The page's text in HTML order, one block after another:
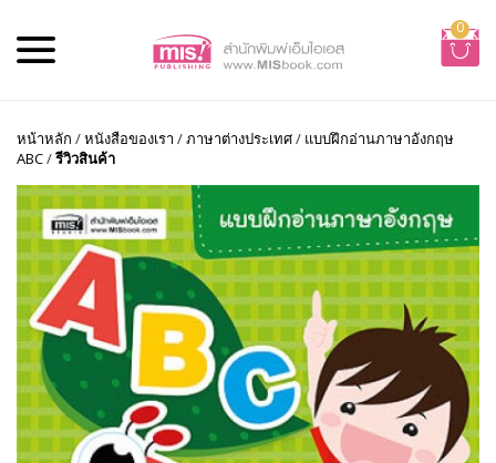
0
หน้าหลัก /หนังสือของเรา /ภาษาต่างประเทศ/ แบบฝึกอ่านภาษาอังกฤษ
ABC/รีวิวสินค้า